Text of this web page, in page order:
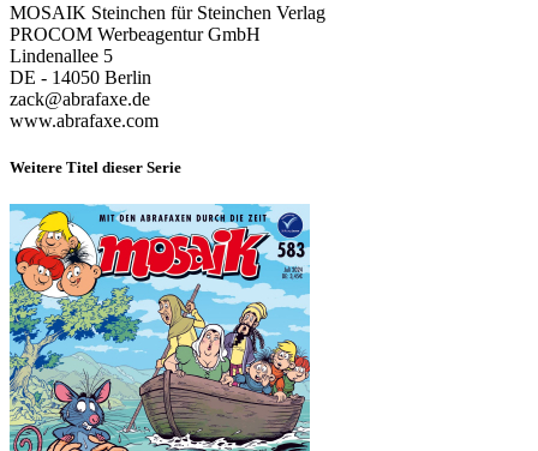
MOSAIK Steinchen für Steinchen Verlag
PROCOM Werbeagentur GmbH
Lindenallee 5
DE - 14050 Berlin
zack@abrafaxe.de
www.abrafaxe.com
Weitere Titel dieser Serie